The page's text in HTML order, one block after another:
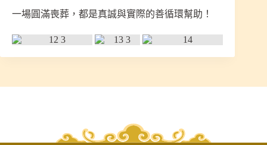
一場圓滿喪葬，都是真誠與實際的善循環幫助！